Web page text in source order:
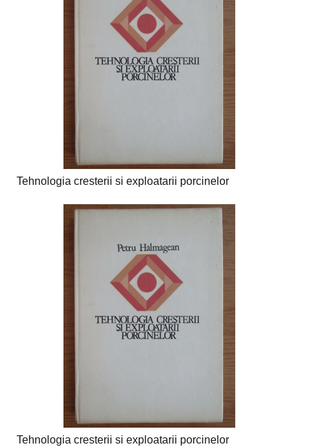
Tehnologia cresterii si exploatarii porcinelor
Tehnologia cresterii si exploatarii porcinelor